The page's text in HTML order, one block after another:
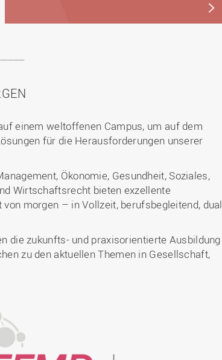
einem weltoffenen Campus, um auf dem
für die Herausforderungen unserer
Ökonomie, Gesundheit, Soziales,
Wirtschaftsrecht bieten exzellente
morgen – in Vollzeit, berufsbegleitend, dual
die zukunfts- und praxisorientierte Ausbildung
zu den aktuellen Themen in Gesellschaft,